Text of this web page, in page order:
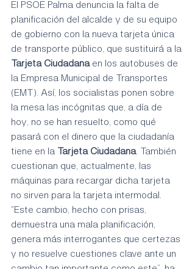
El PSOE Palma denuncia la falta de
planificación del alcalde y de su equipo
de gobierno con la nueva tarjeta única
de transporte público, que sustituirá a la
Tarjeta Ciudadana en los autobuses de
la Empresa Municipal de Transportes
(EMT). Así, los socialistas ponen sobre
la mesa las incógnitas que, a día de
hoy, no se han resuelto, como qué
pasará con el dinero que la ciudadanía
tiene en la Tarjeta Ciudadana. También
cuestionan que, actualmente, las
máquinas para recargar dicha tarjeta
no sirven para la tarjeta intermodal.
“Este cambio, hecho con prisas,
demuestra una mala planificación,
genera más interrogantes que certezas
y no resuelve cuestiones clave ante un